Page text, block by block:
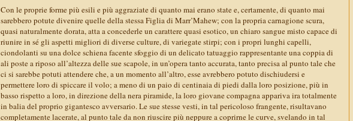
Con le proprie forme più esili e più aggraziate di quanto mai erano state e, certamente, di quanto mai
sarebbero potute divenire quelle della stessa Figlia di Marr’Mahew; con la propria carnagione scura,
quasi naturalmente dorata, atta a concederle un carattere quasi esotico, un chiaro sangue misto capace di
riunire in sé gli aspetti migliori di diverse culture, di variegate stirpi; con i propri lunghi capelli,
ciondolanti su una dolce schiena facente sfoggio di un delicato tatuaggio rappresentante una coppia di
ali poste a riposo all’altezza delle sue scapole, in un’opera tanto accurata, tanto precisa al punto tale che
ci si sarebbe potuti attendere che, a un momento all’altro, esse avrebbero potuto dischiudersi e
permettere loro di spiccare il volo; a meno di un paio di centinaia di piedi dalla loro posizione, più in
basso rispetto a loro, in direzione della nera piramide, la loro giovane compagna appariva ira totalmente
in balia del proprio gigantesco avversario. Le sue stesse vesti, in tal pericoloso frangente, risultavano
completamente lacerate, al punto tale da non riuscire più neppure a coprirne le curve, svelando in tal